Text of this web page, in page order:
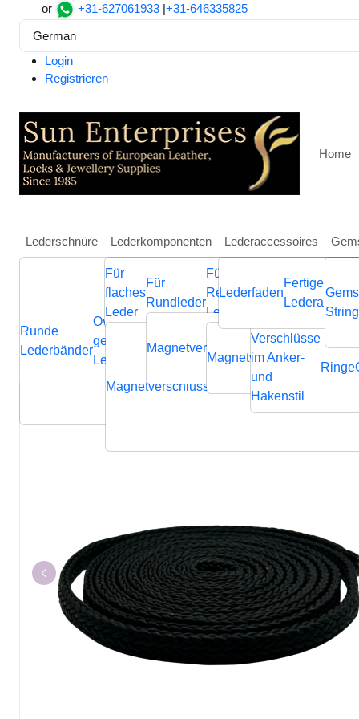
or +31-627061933 |+31-646335825
German
Login
Registrieren
Home
Lederschnüre
Runde
Lederbänder
Ovale
geflochtene
Lederbänder
Geflochtene
Lederschnüre
Flache
Lederschnüre
Lederkomponenten
Für
flaches
Leder
Magnetverschluss
Für
Rundleder
Magnetverschluss Endverschluss
Für
Regaliz
Leder
Magnetverschluss
Verschlüsse
im Anker-
und
Hakenstil
Ringe
Lederaccessoires
Lederfaden
Fertige
Lederschnüre Ovale geflochtene Lederbänder
SPIRAL BRAIDED